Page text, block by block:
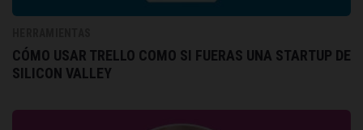
CÓMO USAR TRELLO COMO SI FUERAS UNA STARTUP DE
SILICON VALLEY